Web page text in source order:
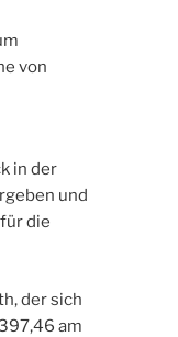
von
in der
und
die
der sich
am